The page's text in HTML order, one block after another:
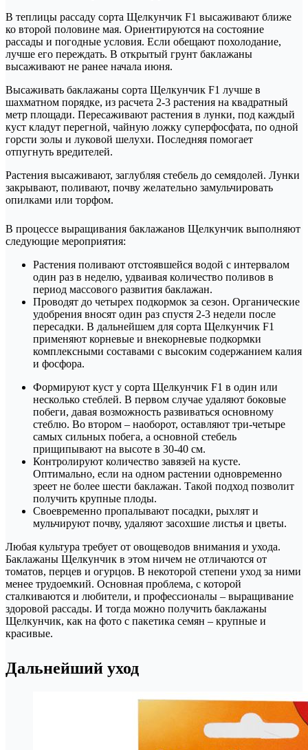
В теплицы рассаду сорта Щелкунчик F1 высаживают ближе
ко второй половине мая. Ориентируются на состояние
рассады и погодные условия. Если обещают похолодание,
лучше его переждать. В открытый грунт баклажаны
высаживают не ранее начала июня.
Высаживать баклажаны сорта Щелкунчик F1 лучше в
шахматном порядке, из расчета 2-3 растения на квадратный
метр площади. Пересаживают растения в лунки, под каждый
куст кладут перегной, чайную ложку суперфосфата, по одной
горсти золы и луковой шелухи. Последняя помогает
отпугнуть вредителей.
Растения высаживают, заглубляя стебель до семядолей. Лунки
закрывают, поливают, почву желательно замульчировать
опилками или торфом.
В процессе выращивания баклажанов Щелкунчик выполняют
следующие мероприятия:
Растения поливают отстоявшейся водой с интервалом
один раз в неделю, удваивая количество поливов в
период массового развития баклажан.
Проводят до четырех подкормок за сезон. Органические
удобрения вносят один раз спустя 2-3 недели после
пересадки. В дальнейшем для сорта Щелкунчик F1
применяют корневые и внекорневые подкормки
комплексными составами с высоким содержанием калия
и фосфора.
Формируют куст у сорта Щелкунчик F1 в один или
несколько стеблей. В первом случае удаляют боковые
побеги, давая возможность развиваться основному
стеблю. Во втором – наоборот, оставляют три-четыре
самых сильных побега, а основной стебель
прищипывают на высоте в 30-40 см.
Контролируют количество завязей на кусте.
Оптимально, если на одном растении одновременно
зреет не более шести баклажан. Такой подход позволит
получить крупные плоды.
Своевременно пропалывают посадки, рыхлят и
мульчируют почву, удаляют засохшие листья и цветы.
Любая культура требует от овощеводов внимания и ухода.
Баклажаны Щелкунчик в этом ничем не отличаются от
томатов, перцев и огурцов. В некоторой степени уход за ними
менее трудоемкий. Основная проблема, с которой
сталкиваются и любители, и профессионалы – выращивание
здоровой рассады. И тогда можно получить баклажаны
Щелкунчик, как на фото с пакетика семян – крупные и
красивые.
Дальнейший уход